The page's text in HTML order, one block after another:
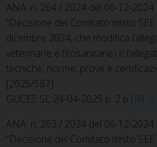
ANA. n. 264 / 2024 del 06-12-2024
“Decisione del Comitato misto
dicembre 2024, che modifica
veterinarie e fitosanitarie) e
tecniche, norme, prove e
[2025/587]
GUCEE SL 24-04-2025 p. 2 p [Rif.
ANA. n. 263 / 2024 del 06-12-2024
“Decisione del Comitato misto